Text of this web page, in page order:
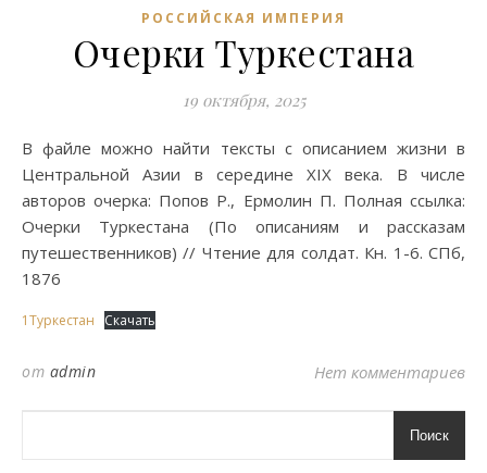
РОССИЙСКАЯ ИМПЕРИЯ
Очерки Туркестана
19 октября, 2025
В файле можно найти тексты с описанием жизни в
Центральной Азии в середине XIX века. В числе
авторов очерка: Попов Р., Ермолин П. Полная ссылка:
Очерки Туркестана (По описаниям и рассказам
путешественников) // Чтение для солдат. Кн. 1-6. СПб,
1876
1Туркестан Скачать
от admin Нет комментариев
Поиск